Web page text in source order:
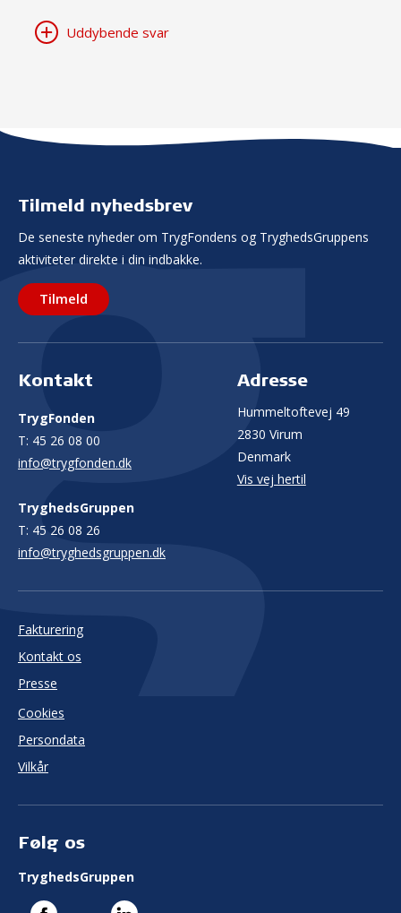
Uddybende svar
Tilmeld nyhedsbrev
De seneste nyheder om TrygFondens og TryghedsGruppens
aktiviteter direkte i din indbakke.
Tilmeld
Kontakt
TrygFonden
T: 45 26 08 00
info@trygfonden.dk
TryghedsGruppen
T: 45 26 08 26
info@tryghedsgruppen.dk
Adresse
Hummeltoftevej 49
2830 Virum
Denmark
Vis vej hertil
Fakturering
Kontakt os
Presse
Cookies
Persondata
Vilkår
Følg os
TryghedsGruppen